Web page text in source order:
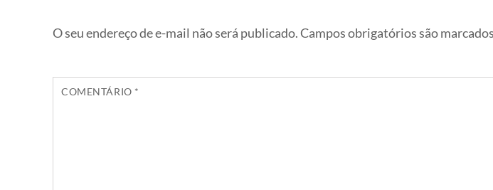
O seu endereço de e-mail não será publicado.Campos obrigatórios são
COMENTÁRIO *